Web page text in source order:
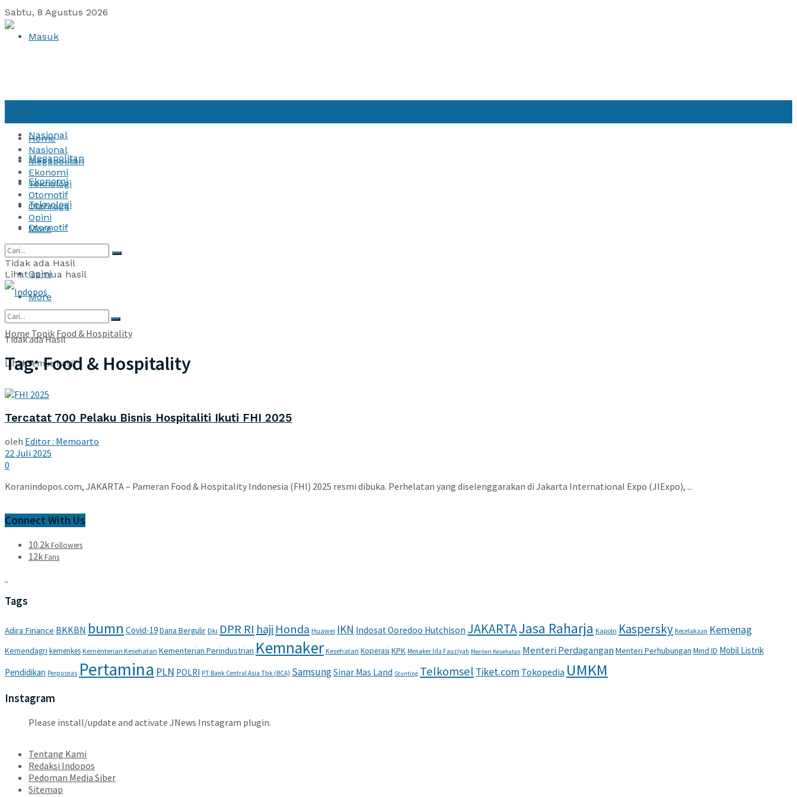
Sabtu, 8 Agustus 2026
Masuk
Nasional
Megapolitan
Ekonomi
Teknologi
Otomotif
Opini
More
Home
Nasional
Megapolitan
Ekonomi
Teknologi
Otomotif
Olahraga
Opini
More
Tidak ada Hasil
Lihat semua hasil
Tidak ada Hasil
Lihat semua hasil
Home Topik Food & Hospitality
Tag:Food & Hospitality
Tercatat 700 Pelaku Bisnis Hospitaliti Ikuti FHI 2025
oleh Editor : Memoarto
22 Juli 2025
0
Koranindopos.com, JAKARTA – Pameran Food & Hospitality Indonesia (FHI) 2025 resmi dibuka. Perhelatan yang diselenggarakan di Jakarta International Expo (JIExpo), ...
Connect With Us
10.2kFollowers
12kFans
Tags
Adira Finance BKKBN bumn Covid-19Dana Bergulir Dki DPR RI haji Honda Huawei IKN Indosat Ooredoo Hutchison JAKARTAJasa Raharja Kapolri Kaspersky Kecelakaan Kemenag
Kemendagri kemenkes Kementerian Kesehatan Kementerian Perindustrian Kemnaker Kesehatan Koperasi KPK Menaker Ida Fauziyah Menteri Kesehatan Menteri PerdaganganMenteri Perhubungan Mind ID Mobil Listrik
Pendidikan Perpusnas Pertamina PLN POLRI PT Bank Central Asia Tbk (BCA) SamsungSinar Mas Land Stunting Telkomsel Tiket.com Tokopedia UMKM
Instagram
Please install/update and activate JNews Instagram plugin.
Tentang Kami
Redaksi Indopos
Pedoman Media Siber
Sitemap